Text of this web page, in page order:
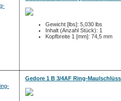
Gewicht [lbs]: 5,030 lbs
Inhalt (Anzahl Stück): 1
Kopfbreite 1 [mm]: 74,5 mm
Gedore 1 B 3/4AF Ring-